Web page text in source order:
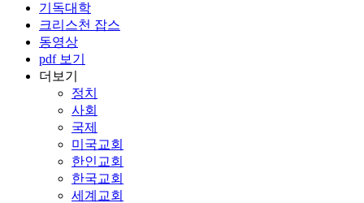
기독대학
크리스천 잡스
동영상
pdf 보기
더보기
정치
사회
국제
미국교회
한인교회
한국교회
세계교회